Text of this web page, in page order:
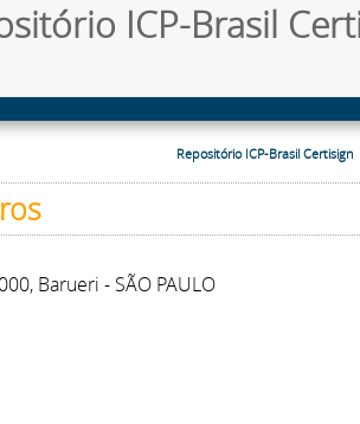
ICP-Brasil
Repositório ICP-Brasil Certisign
Barueri - SÃO PAULO